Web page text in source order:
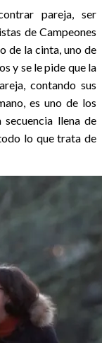
pareja, ser
de Campeones
de la cinta, uno de
y se le pide que la
contando sus
es uno de los
llena de
lo que trata de